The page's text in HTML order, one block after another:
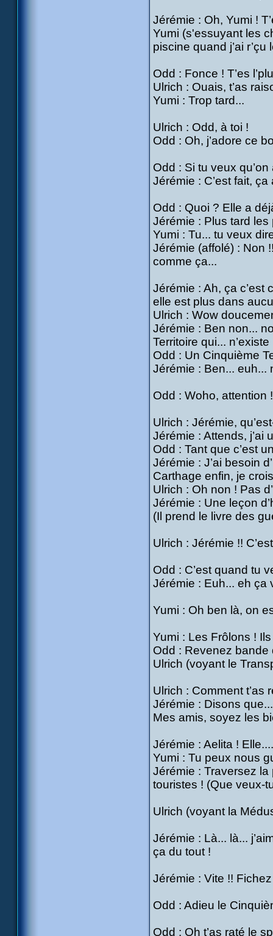
Jérémie : Oh, Yumi !
Yumi (s'essuyant les
piscine quand j’ai r’çu
Odd : Fonce ! T’es
Ulrich : Ouais, t’as
Yumi : Trop tard...
Ulrich : Odd, à toi !
Odd : Oh, j’adore ce
Odd : Si tu veux
Jérémie : C’est fait, ça
Odd : Quoi ? Elle a
Jérémie : Plus tard
Yumi : Tu... tu veux
Jérémie (affolé) : Non
comme ça...
Jérémie : Ah, ça c’est
elle est plus dans
Ulrich : Wow
Jérémie : Ben non...
Territoire qui...
Odd : Un Cinquième
Jérémie : Ben... euh...
Odd : Woho, attention
Ulrich : Jérémie,
Jérémie : Attends, j’ai
Odd : Tant que c’est
Jérémie : J’ai besoin
Carthage enfin, je
Ulrich : Oh non ! Pas
Jérémie : Une leçon
(Il prend le livre des
Ulrich : Jérémie !!
Odd : C’est quand tu
Jérémie : Euh... eh ça
Yumi : Oh ben là, on
Yumi : Les Frôlons ! Ils
Odd : Revenez bande
Ulrich (voyant le
Ulrich : Comment t’as
Jérémie : Disons que...
Mes amis, soyez les
Jérémie : Aelita !
Yumi : Tu peux nous
Jérémie : Traversez la
touristes ! (Que veux-
Ulrich (voyant la
Jérémie : Là... là...
ça du tout !
Jérémie : Vite !!
Odd : Adieu le
Odd : Oh t’as raté le